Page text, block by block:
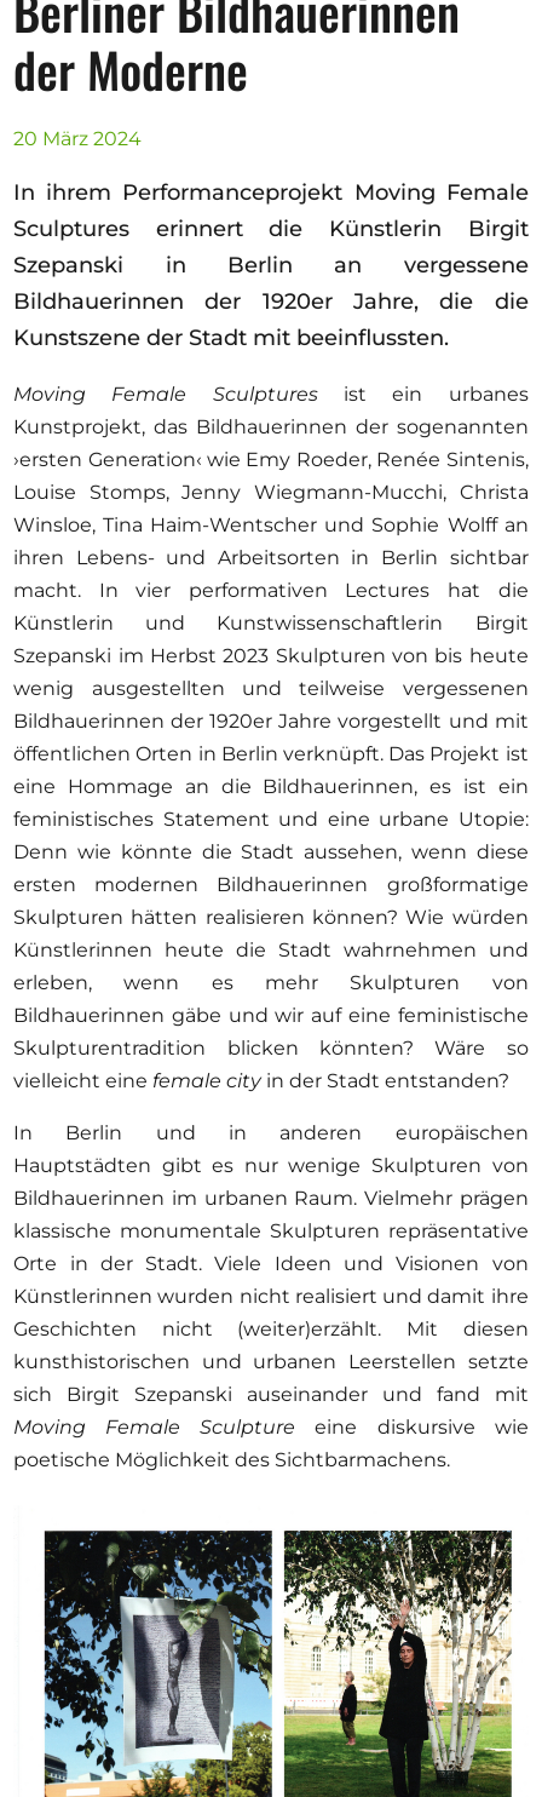
Ausschreibungen
Künstler:innen
Über uns
Spenden
Partners
Kontakt
der Moderne
20 März 2024
In ihrem Performanceprojekt Moving Female
Sculptures erinnert die Künstlerin Birgit
Szepanski in Berlin an vergessene
Bildhauerinnen der 1920er Jahre, die die
Kunstszene der Stadt mit beeinflussten.
Moving Female Sculptures ist ein urbanes
Kunstprojekt, das Bildhauerinnen der sogenannten
›ersten Generation‹ wie Emy Roeder, Renée Sintenis,
Louise Stomps, Jenny Wiegmann-Mucchi, Christa
Winsloe, Tina Haim-Wentscher und Sophie Wolff an
ihren Lebens- und Arbeitsorten in Berlin sichtbar
macht. In vier performativen Lectures hat die
Künstlerin und Kunstwissenschaftlerin Birgit
Szepanski im Herbst 2023 Skulpturen von bis heute
wenig ausgestellten und teilweise vergessenen
Bildhauerinnen der 1920er Jahre vorgestellt und mit
öffentlichen Orten in Berlin verknüpft. Das Projekt ist
eine Hommage an die Bildhauerinnen, es ist ein
feministisches Statement und eine urbane Utopie:
Denn wie könnte die Stadt aussehen, wenn diese
ersten modernen Bildhauerinnen großformatige
Skulpturen hätten realisieren können? Wie würden
Künstlerinnen heute die Stadt wahrnehmen und
erleben, wenn es mehr Skulpturen von
Bildhauerinnen gäbe und wir auf eine feministische
Skulpturentradition blicken könnten? Wäre so
vielleicht eine female city in der Stadt entstanden?
In Berlin und in anderen europäischen
Hauptstädten gibt es nur wenige Skulpturen von
Bildhauerinnen im urbanen Raum. Vielmehr prägen
klassische monumentale Skulpturen repräsentative
Orte in der Stadt. Viele Ideen und Visionen von
Künstlerinnen wurden nicht realisiert und damit ihre
Geschichten nicht (weiter)erzählt. Mit diesen
kunsthistorischen und urbanen Leerstellen setzte
sich Birgit Szepanski auseinander und fand mit
Moving Female Sculptureeine diskursive wie
poetische Möglichkeit des Sichtbarmachens.